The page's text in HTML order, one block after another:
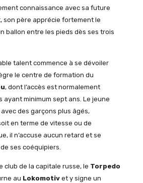
connaissance avec sa future
son père apprécie fortement le
ballon entre les pieds dès ses trois
talent commence à se dévoiler
le centre de formation du
, dont l’accès est normalement
minimum sept ans. Le jeune
des garçons plus âgés,
en terme de vitesse ou de
il n’accuse aucun retard et se
ses coéquipiers.
club de la capitale russe, le Torpedo
au Lokomotivet y signe un